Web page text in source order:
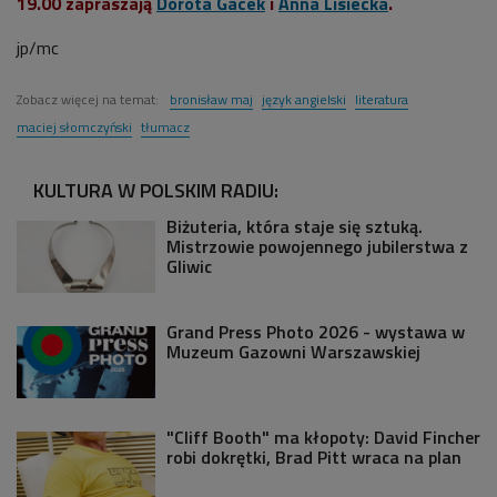
jp/mc
Zobacz więcej na temat: bronisław maj język angielski literatura
maciej słomczyński tłumacz
KULTURA W POLSKIM RADIU:
Biżuteria, która staje się sztuką.
Mistrzowie powojennego jubilerstwa z
Gliwic
Grand Press Photo 2026 - wystawa w
Muzeum Gazowni Warszawskiej
"Cliff Booth" ma kłopoty: David Fincher
robi dokrętki, Brad Pitt wraca na plan